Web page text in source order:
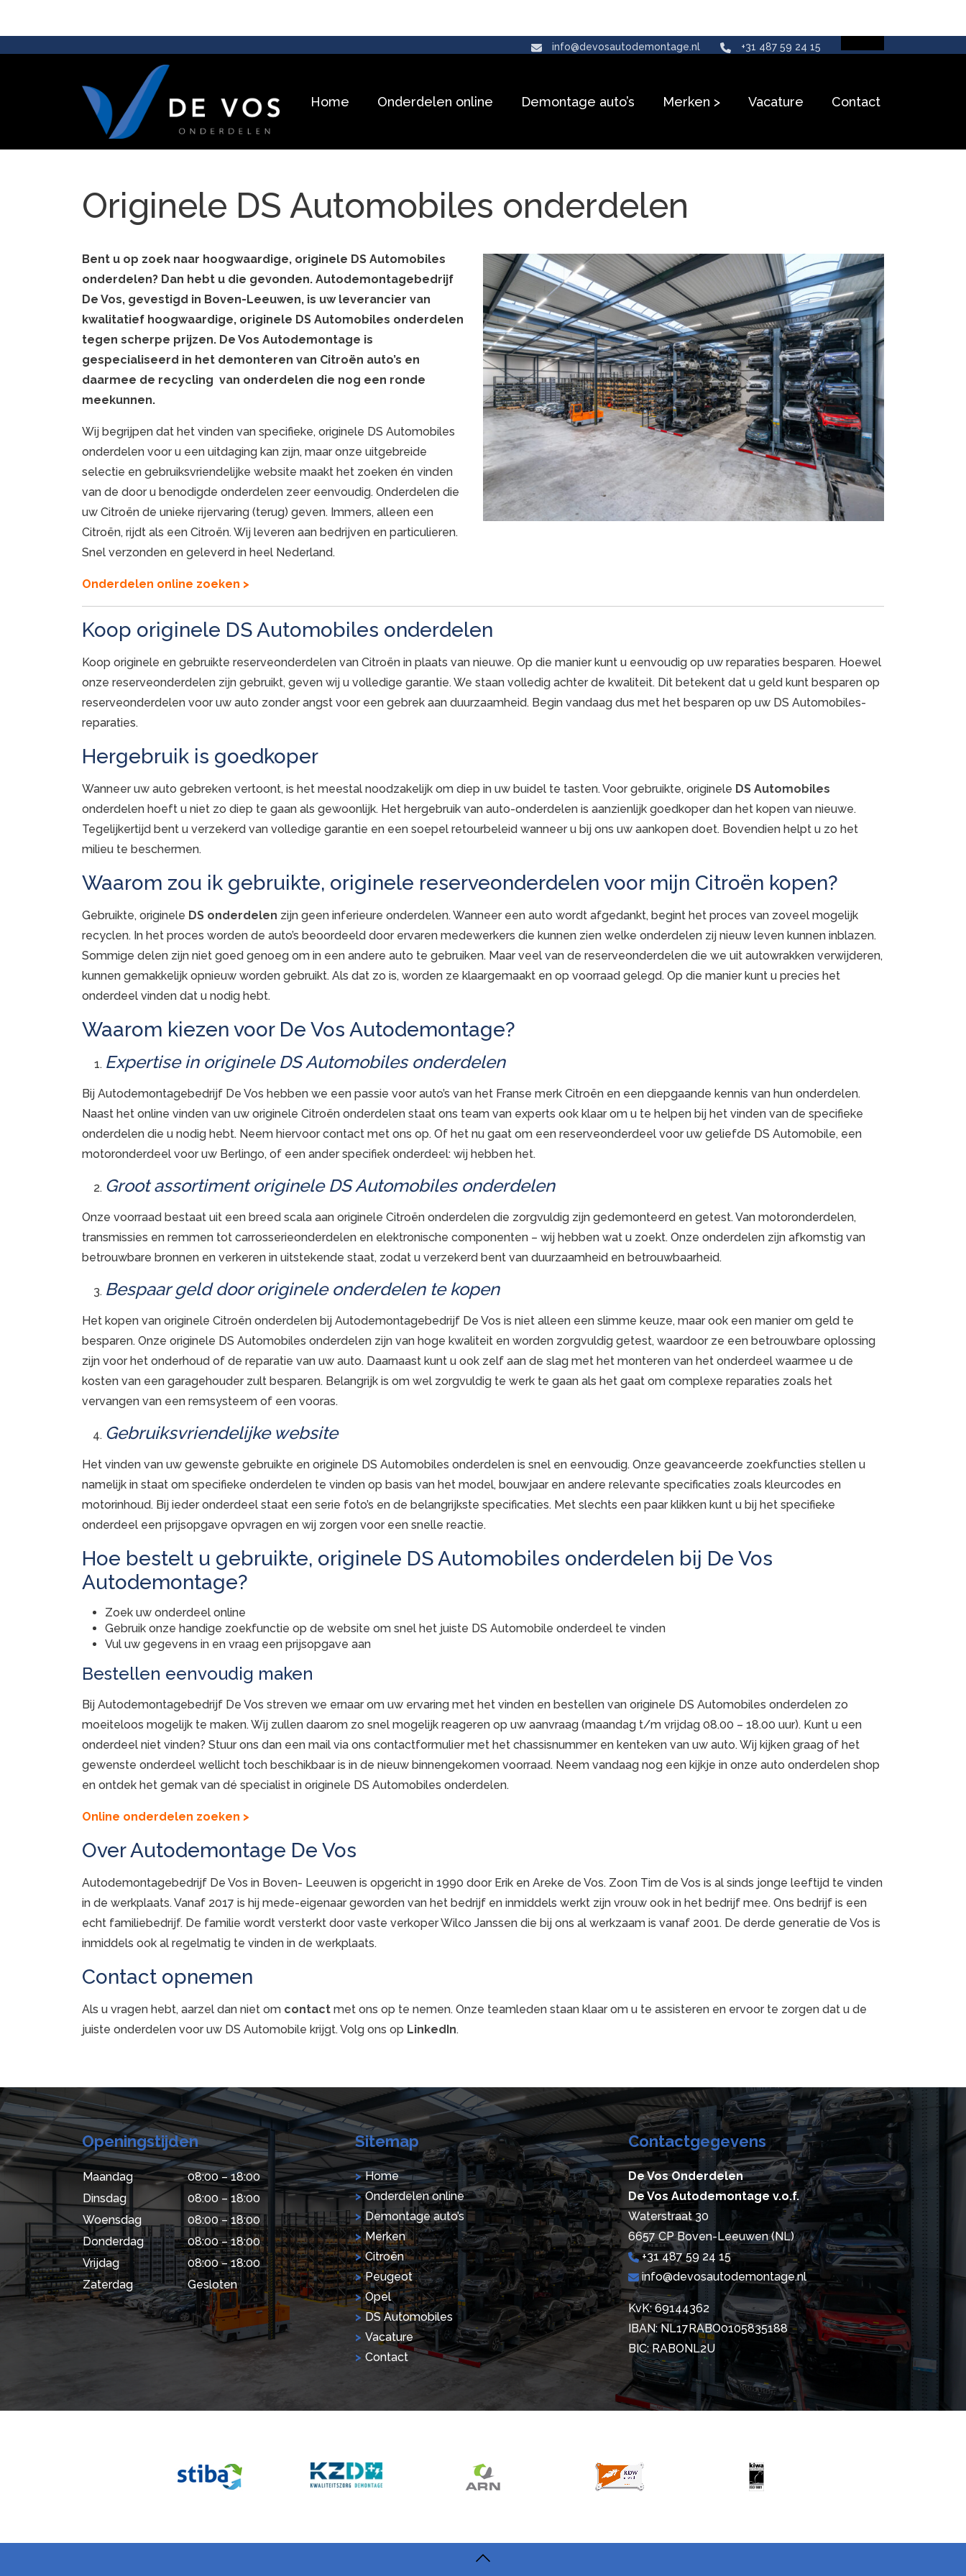
info@devosautodemontage.nl +31 487 59 24 15
Home Onderdelen online Demontage auto’s Merken Vacature Contact
Originele DS Automobiles onderdelen
Bent u op zoek naar hoogwaardige, originele DS Automobiles
onderdelen? Dan hebt u die gevonden. Autodemontagebedrijf
De Vos, gevestigd in Boven-Leeuwen, is uw leverancier van
kwalitatief hoogwaardige, originele DS Automobiles onderdelen
tegen scherpe prijzen. De Vos Autodemontage is
gespecialiseerd in het demonteren van Citroën auto’s en
daarmee de recycling van onderdelen die nog een ronde
meekunnen.
Wij begrijpen dat het vinden van specifieke, originele DS Automobiles
onderdelen voor u een uitdaging kan zijn, maar onze uitgebreide
selectie en gebruiksvriendelijke website maakt het zoeken én vinden
van de door u benodigde onderdelen zeer eenvoudig. Onderdelen die
uw Citroën de unieke rijervaring (terug) geven. Immers, alleen een
Citroën, rijdt als een Citroën. Wij leveren aan bedrijven en particulieren.
Snel verzonden en geleverd in heel Nederland.
Onderdelen online zoeken >
Koop originele DS Automobiles onderdelen
Koop originele en gebruikte reserveonderdelen van Citroën in plaats van nieuwe. Op die manier kunt u eenvoudig op uw reparaties besparen. Hoewel
onze reserveonderdelen zijn gebruikt, geven wij u volledige garantie. We staan volledig achter de kwaliteit. Dit betekent dat u geld kunt besparen op
reserveonderdelen voor uw auto zonder angst voor een gebrek aan duurzaamheid. Begin vandaag dus met het besparen op uw DS Automobiles-
reparaties.
Hergebruik is goedkoper
Wanneer uw auto gebreken vertoont, is het meestal noodzakelijk om diep in uw buidel te tasten. Voor gebruikte, originele DS Automobiles
onderdelen hoeft u niet zo diep te gaan als gewoonlijk. Het hergebruik van auto-onderdelen is aanzienlijk goedkoper dan het kopen van nieuwe.
Tegelijkertijd bent u verzekerd van volledige garantie en een soepel retourbeleid wanneer u bij ons uw aankopen doet. Bovendien helpt u zo het
milieu te beschermen.
Waarom zou ik gebruikte, originele reserveonderdelen voor mijn Citroën kopen?
Gebruikte, originele DS onderdelen zijn geen inferieure onderdelen. Wanneer een auto wordt afgedankt, begint het proces van zoveel mogelijk
recyclen. In het proces worden de auto’s beoordeeld door ervaren medewerkers die kunnen zien welke onderdelen zij nieuw leven kunnen inblazen.
Sommige delen zijn niet goed genoeg om in een andere auto te gebruiken. Maar veel van de reserveonderdelen die we uit autowrakken verwijderen,
kunnen gemakkelijk opnieuw worden gebruikt. Als dat zo is, worden ze klaargemaakt en op voorraad gelegd. Op die manier kunt u precies het
onderdeel vinden dat u nodig hebt.
Waarom kiezen voor De Vos Autodemontage?
Expertise in originele DS Automobiles onderdelen
Bij Autodemontagebedrijf De Vos hebben we een passie voor auto’s van het Franse merk Citroën en een diepgaande kennis van hun onderdelen.
Naast het online vinden van uw originele Citroën onderdelen staat ons team van experts ook klaar om u te helpen bij het vinden van de specifieke
onderdelen die u nodig hebt. Neem hiervoor contact met ons op. Of het nu gaat om een reserveonderdeel voor uw geliefde DS Automobile, een
motoronderdeel voor uw Berlingo, of een ander specifiek onderdeel: wij hebben het.
Groot assortiment originele DS Automobiles onderdelen
Onze voorraad bestaat uit een breed scala aan originele Citroën onderdelen die zorgvuldig zijn gedemonteerd en getest. Van motoronderdelen,
transmissies en remmen tot carrosserieonderdelen en elektronische componenten – wij hebben wat u zoekt. Onze onderdelen zijn afkomstig van
betrouwbare bronnen en verkeren in uitstekende staat, zodat u verzekerd bent van duurzaamheid en betrouwbaarheid.
Bespaar geld door originele onderdelen te kopen
Het kopen van originele Citroën onderdelen bij Autodemontagebedrijf De Vos is niet alleen een slimme keuze, maar ook een manier om geld te
besparen. Onze originele DS Automobiles onderdelen zijn van hoge kwaliteit en worden zorgvuldig getest, waardoor ze een betrouwbare oplossing
zijn voor het onderhoud of de reparatie van uw auto. Daarnaast kunt u ook zelf aan de slag met het monteren van het onderdeel waarmee u de
kosten van een garagehouder zult besparen. Belangrijk is om wel zorgvuldig te werk te gaan als het gaat om complexe reparaties zoals het
vervangen van een remsysteem of een vooras.
Gebruiksvriendelijke website
Het vinden van uw gewenste gebruikte en originele DS Automobiles onderdelen is snel en eenvoudig. Onze geavanceerde zoekfuncties stellen u
namelijk in staat om specifieke onderdelen te vinden op basis van het model, bouwjaar en andere relevante specificaties zoals kleurcodes en
motorinhoud. Bij ieder onderdeel staat een serie foto’s en de belangrijkste specificaties. Met slechts een paar klikken kunt u bij het specifieke
onderdeel een prijsopgave opvragen en wij zorgen voor een snelle reactie.
Hoe bestelt u gebruikte, originele DS Automobiles onderdelen bij De Vos
Autodemontage?
Zoek uw onderdeel online
Gebruik onze handige zoekfunctie op de website om snel het juiste DS Automobile onderdeel te vinden
Vul uw gegevens in en vraag een prijsopgave aan
Bestellen eenvoudig maken
Bij Autodemontagebedrijf De Vos streven we ernaar om uw ervaring met het vinden en bestellen van originele DS Automobiles onderdelen zo
moeiteloos mogelijk te maken. Wij zullen daarom zo snel mogelijk reageren op uw aanvraag (maandag t/m vrijdag 08.00 – 18.00 uur). Kunt u een
onderdeel niet vinden? Stuur ons dan een mail via ons contactformulier met het chassisnummer en kenteken van uw auto. Wij kijken graag of het
gewenste onderdeel wellicht toch beschikbaar is in de nieuw binnengekomen voorraad. Neem vandaag nog een kijkje in onze auto onderdelen shop
en ontdek het gemak van dé specialist in originele DS Automobiles onderdelen.
Online onderdelen zoeken >
Over Autodemontage De Vos
Autodemontagebedrijf De Vos in Boven- Leeuwen is opgericht in 1990 door Erik en Areke de Vos. Zoon Tim de Vos is al sinds jonge leeftijd te vinden
in de werkplaats. Vanaf 2017 is hij mede-eigenaar geworden van het bedrijf en inmiddels werkt zijn vrouw ook in het bedrijf mee. Ons bedrijf is een
echt familiebedrijf. De familie wordt versterkt door vaste verkoper Wilco Janssen die bij ons al werkzaam is vanaf 2001. De derde generatie de Vos is
inmiddels ook al regelmatig te vinden in de werkplaats.
Contact opnemen
Als u vragen hebt, aarzel dan niet om contact met ons op te nemen. Onze teamleden staan klaar om u te assisteren en ervoor te zorgen dat u de
juiste onderdelen voor uw DS Automobile krijgt. Volg ons op LinkedIn.
Openingstijden
Maandag
08:00 – 18:00
Dinsdag
08:00 – 18:00
Woensdag
08:00 – 18:00
Donderdag
08:00 – 18:00
Vrijdag
08:00 – 18:00
Zaterdag
Gesloten
Sitemap
Home
Onderdelen online
Demontage auto’s
Merken
Citroën
Peugeot
Opel
DS Automobiles
Vacature
Contact
Contactgegevens
De Vos Onderdelen
De Vos Autodemontage v.o.f.
Waterstraat 30
6657 CP Boven-Leeuwen (NL)
+31 487 59 24 15
info@devosautodemontage.nl
KvK: 69144362
IBAN: NL17RABO0105835188
BIC: RABONL2U